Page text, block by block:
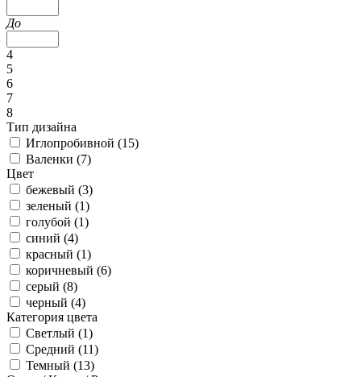
До
4
5
6
7
8
Тип дизайна
Иглопробивной (15)
Валенки (7)
Цвет
бежевый (3)
зеленый (1)
голубой (1)
синий (4)
красный (1)
коричневый (6)
серый (8)
черный (4)
Категория цвета
Светлый (1)
Средний (11)
Темный (13)